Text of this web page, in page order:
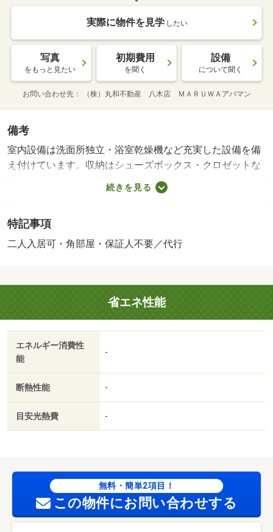
実際に物件を見学 したい
写真
をもっと見たい
初期費用
を聞く
設備
について聞く
お問い合わせ先 （株）丸和不動産 八木店 ＭＡＲＵＷＡアパマン
備考
室内設備は洗面所独立・浴室乾燥機など充実した設備を備
え付けています。収納はシューズボックス・クロゼットな
どが備え付けられているので、衣類や日用品の収納に重宝
します。モニターで来訪者を確認して、インターホンを通
をご希望のお客様、ぜひお問い合わせください。物件の広
さは５３．０８平米もあります。角部屋は他の住戸との接
の段差の少ないお住まい。駐輪場付きの物件です。抗菌性
に優れていて、扱いやすい材質のシステムキッチン付
き。・賃貸保証等：加入要（初回保証料３５，０００円、
月額保証料賃料等総額の１％＋８００円）・モニターで来
訪者を確認し、インターホンで対面せずに会話することが
できます。室内設備は浴室乾燥機・洗面化粧台などが揃っ
快適な生活を。・駐輪場：有・仲介手数料：１．１ヶ月/ル
ームクリーニング代 71500円/Ｄ－ｒｏｏｍＣａｒｄキー料
金 16500円/ＩＣロック電池代 2750円
続きを見る
特記事項
二人入居可・角部屋・保証人不要／代行
省エネ性能
エネルギー消費性
能
-
断熱性能 -
目安光熱費 -
無料・簡単2項目！
この物件にお問い合わせする